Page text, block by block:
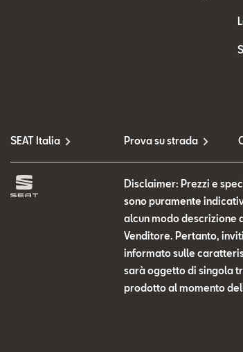
SEAT Italia Prova su strada
Disclaimer: Prezzi e
sono puramente
alcun modo
Venditore. Pertanto,
informato sulle
sarà oggetto di singola
prodotto al momento